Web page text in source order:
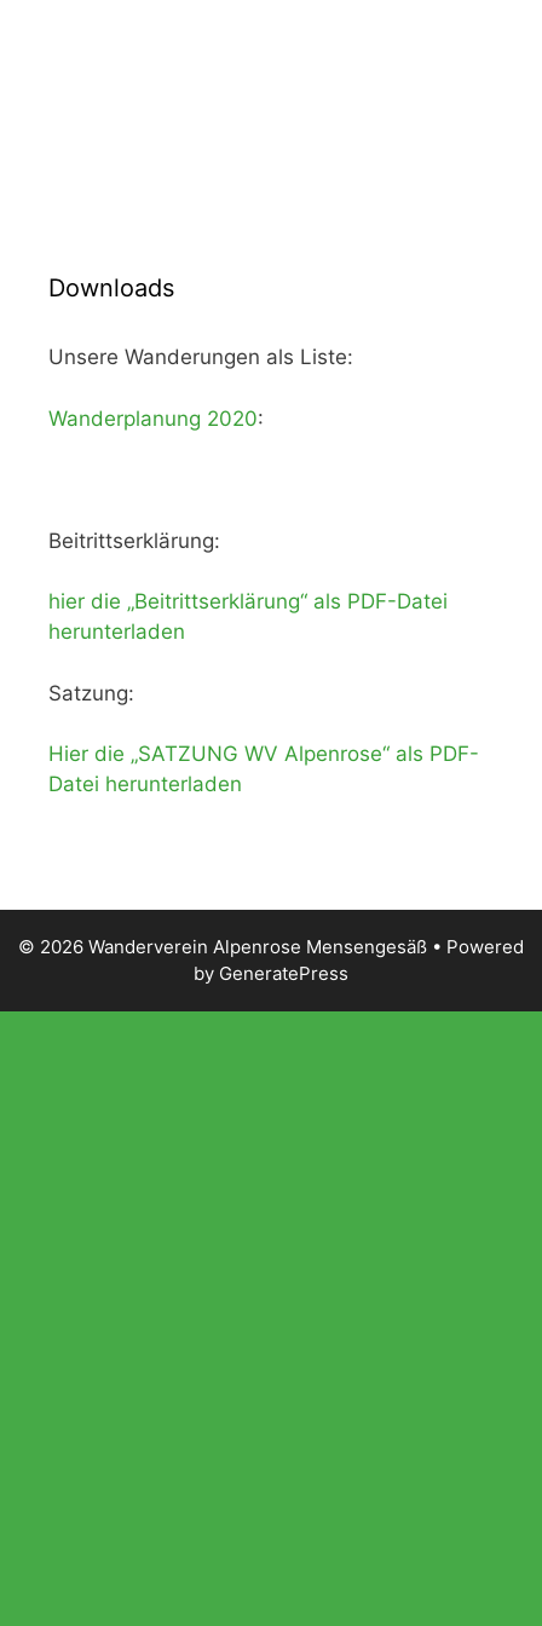
Downloads
Unsere Wanderungen als Liste:
Wanderplanung 2020:
Beitrittserklärung:
hier die „Beitrittserklärung“ als PDF-Datei
herunterladen
Satzung:
Hier die „SATZUNG WV Alpenrose“ als PDF-
Datei herunterladen
© 2026 Wanderverein Alpenrose Mensengesäß • Powered
by GeneratePress